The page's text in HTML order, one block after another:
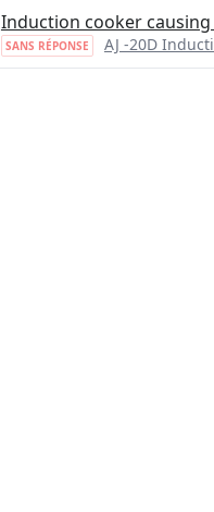
Induction cooker
SANS RÉPONSE AJ -20D